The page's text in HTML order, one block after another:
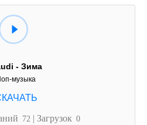
- Зима
музыка
72 | Загрузок 0